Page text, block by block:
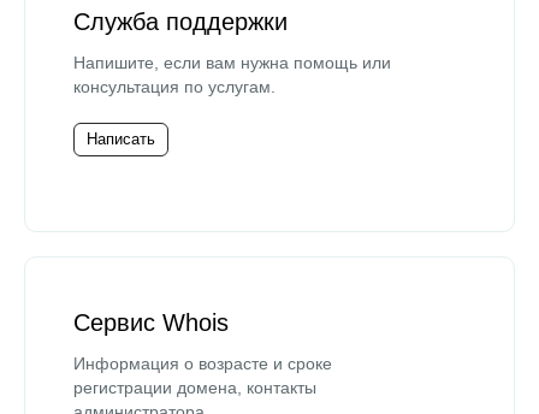
Служба поддержки
Напишите, если вам нужна помощь или
консультация по услугам.
Написать
Сервис Whois
Информация о возрасте и сроке
регистрации домена, контакты